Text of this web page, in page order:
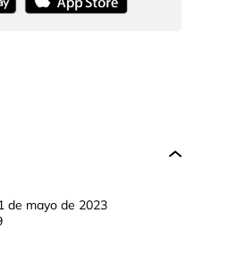
1 de mayo de 2023